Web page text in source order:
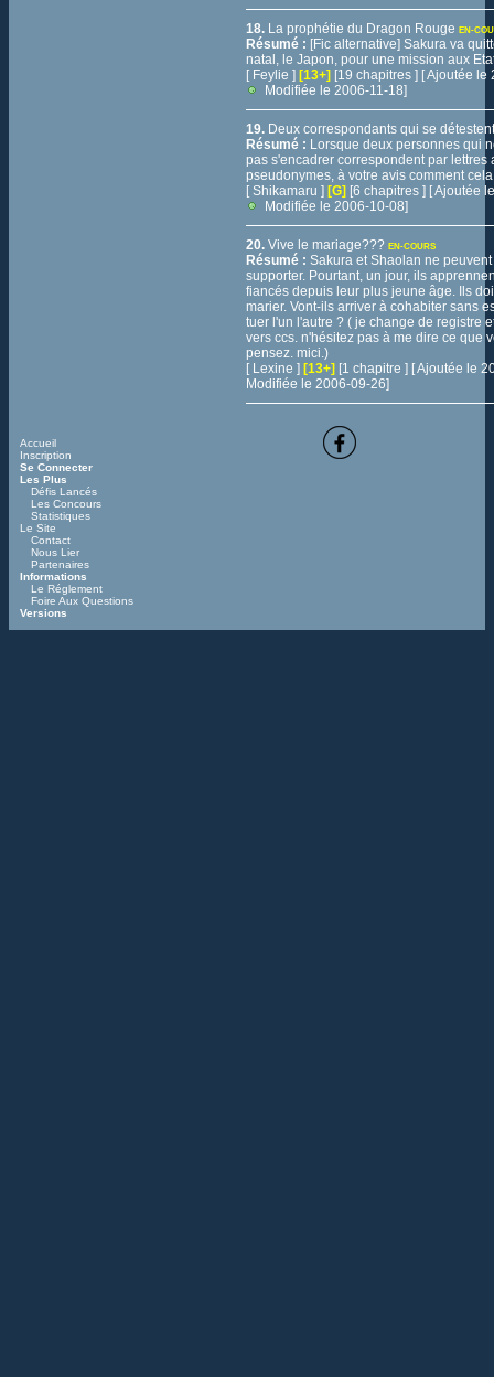
18. La prophétie du Dragon Rouge EN-
Résumé : [Fic alternative] Sakura va
natal, le Japon, pour une mission aux
[ Feylie ] [13+] [19 chapitres ] [ Ajoutée le
Modifiée le 2006-11-18]
19. Deux correspondants qui se détestent
Résumé : Lorsque deux personnes qui
pas s'encadrer correspondent par lettres
pseudonymes, à votre avis comment
[ Shikamaru ] [G] [6 chapitres ] [ Ajoutée
Modifiée le 2006-10-08]
20. Vive le mariage??? EN-COURS
Résumé : Sakura et Shaolan ne
supporter. Pourtant, un jour, ils
fiancés depuis leur plus jeune âge. Ils
marier. Vont-ils arriver à cohabiter sans
tuer l'un l'autre ? ( je change de registre
vers ccs. n'hésitez pas à me dire ce que
pensez. mici.)
[ Lexine ] [13+] [1 chapitre ] [ Ajoutée le
Modifiée le 2006-09-26]
Accueil
Inscription
Se Connecter
Les Plus
Défis Lancés
Les Concours
Statistiques
Le Site
Contact
Nous Lier
Partenaires
Informations
Le Réglement
Foire Aux Questions
Versions